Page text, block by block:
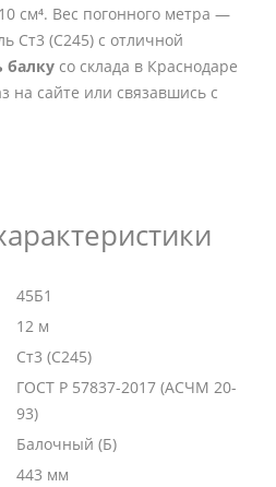
см⁴. Вес погонного метра —
Ст3 (С245) с отличной
балку со склада в Краснодаре
на сайте или связавшись с
45Б1
12 м
Ст3 (С245)
ГОСТ Р 57837-2017 (АСЧМ 20-
93)
Балочный (Б)
443 мм